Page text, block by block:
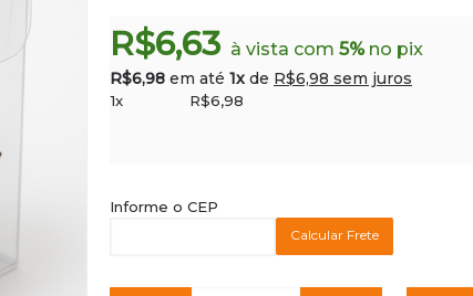
R$6,63 à vista com 5%no pix
R$6,98 em até 1x de R$6,98 sem juros
1x R$6,98
Informe o CEP
Calcular Frete